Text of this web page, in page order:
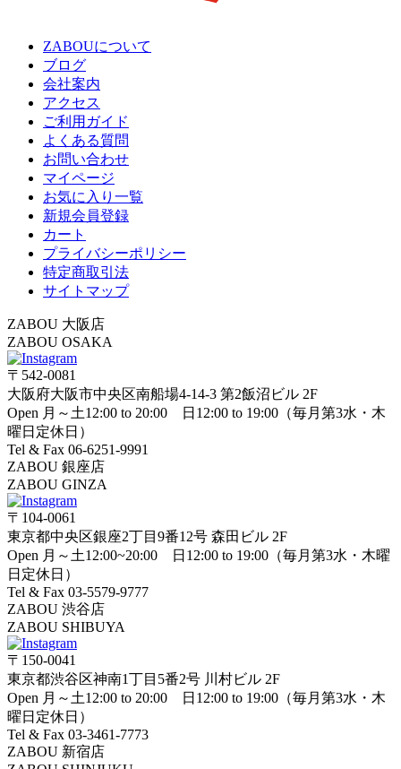
ZABOUについて
ブログ
会社案内
アクセス
ご利用ガイド
よくある質問
お問い合わせ
マイページ
お気に入り一覧
新規会員登録
カート
プライバシーポリシー
特定商取引法
サイトマップ
ZABOU 大阪店
ZABOU OSAKA
〒542-0081
大阪府大阪市中央区南船場4-14-3 第2飯沼ビル 2F
Open 月～土12:00 to 20:00 日12:00 to 19:00（毎月第3水・木
曜日定休日）
Tel & Fax 06-6251-9991
ZABOU 銀座店
ZABOU GINZA
〒104-0061
東京都中央区銀座2丁目9番12号 森田ビル 2F
Open 月～土12:00~20:00 日12:00 to 19:00（毎月第3水・木曜
日定休日）
Tel & Fax 03-5579-9777
ZABOU 渋谷店
ZABOU SHIBUYA
〒150-0041
東京都渋谷区神南1丁目5番2号 川村ビル 2F
Open 月～土12:00 to 20:00 日12:00 to 19:00（毎月第3水・木
曜日定休日）
Tel & Fax 03-3461-7773
ZABOU 新宿店